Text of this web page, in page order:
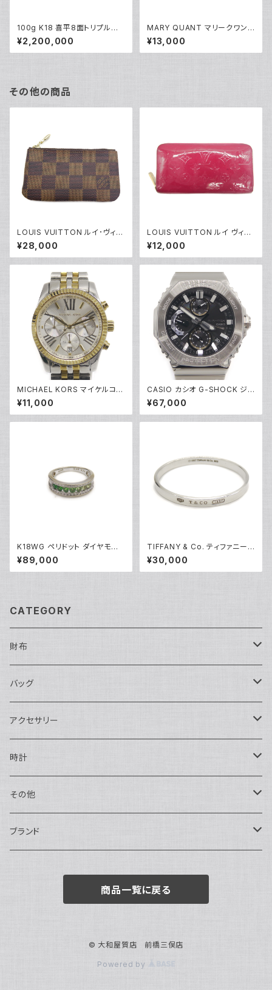
100g K18 喜平8面トリプルブ
レスレット 18金 チェーンブレス
レット Y04840
¥2,200,000
MARY QUANT マリークワント
シルバー フラワーデザインバン
グル ブレスレット Y04924
¥13,000
その他の商品
LOUIS VUITTON ルイ･ヴィト
ン ポシェットクレ ダミエ エベヌ
コインケース N62658 Y0464
9
¥28,000
LOUIS VUITTON ルイ ヴィト
ン ジッピー・ウォレット モノグラ
ム ヴェルニ ローズアンディアン
長財布 M90075 Y05071
¥12,000
MICHAEL KORS マイケルコー
ス クォーツ クロノグラフ 腕時計
銀文字盤 MK5955 Y05269
¥11,000
CASIO カシオ G-SHOCK ジ
ーショック GMC-B2100D-1AJ
F フルメタルクロノグラフ ソーラ
ー電波時計 モバイルリンク 黒
¥67,000
K18WG ペリドット ダイヤモンド
デザインリング 18金 ホワイトゴ
ールド 指輪 12号 Y05244
¥89,000
TIFFANY & Co. ティファニー 1
837 ナロー バングル ブレスレ
ット シルバー925 Y04751
¥30,000
CATEGORY
財布
長財布
二つ折り
バッグ
ショルダーバッグ・ボディバッグ
ハンドバッグ・ポーチ
トートバッグ
バックパック・リュックサック
ボストンバッグ
アクセサリー
ネックレス
指輪
ピアス・イヤリング
チャーム・キーホルダー
時計
アナログ・機械式
アナログ・クォーツ
その他
ペン・万年筆
ブランド
BOTTEGA VENETA
商品一覧に戻る
© 大和屋質店 前橋三俣店
Powered by